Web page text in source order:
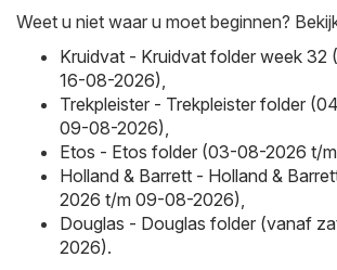
Weet u niet waar u moet beginnen?
Kruidvat - Kruidvat folder week
16-08-2026),
Trekpleister - Trekpleister folder
09-08-2026),
Etos - Etos folder (03-08-2026 t/
Holland & Barrett - Holland &
2026 t/m 09-08-2026),
Douglas - Douglas folder (vanaf
2026).